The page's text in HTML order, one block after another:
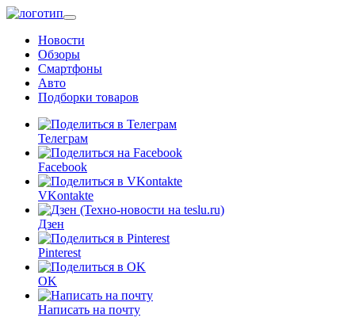
Перейти
основному
содержанию
Новости
Обзоры
Смартфоны
Авто
Подборки товаров
Телеграм
Facebook
VKontakte
Дзен
Pinterest
OK
Написать на почту